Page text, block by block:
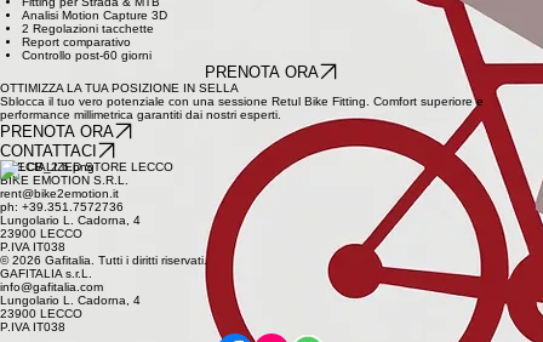
ELITE PERFORMANCE
Combo Doppia Bici
€250
Fitting per Strada & MTB
Analisi Motion Capture 3D
Report comparativo
Controllo post-60 giorni
PRENOTA ORA
OTTIMIZZA LA TUA POSIZIONE IN SELLA
Sblocca il tuo vero potenziale con una sessione Retul Bike Fitting. Comfort superiore e
performance millimetrica garantiti dai nostri esperti.
PRENOTA ORA
CONTATTACI
SPECIALIZED STORE LECCO
BIKE EMOTION S.R.L.
rent@bike2emotion.it
ph: +39.351.7572736
Lungolario L. Cadorna, 4
23900 LECCO
P.IVA IT038
© 2026 Gafitalia. Tutti i diritti riservati.
GAFITALIA s.r.L.
info@gafitalia.com